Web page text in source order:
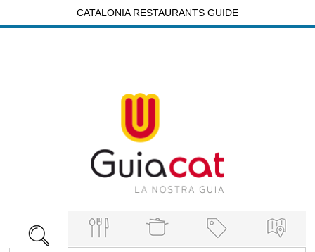
CATALONIA RESTAURANTS GUIDE